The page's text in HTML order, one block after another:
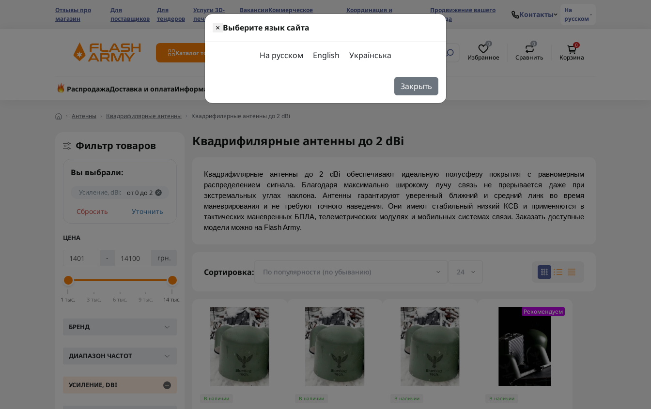
Отзывы про
магазин
Для
поставщиков
Для
тендеров
Услуги 3D-
печати
ВакансииКоммерческое
Координация и
Продвижение вашего
бренда
Контакты
На
русском
Каталог товаров
0
Избранное
0
Сравнить
0
Корзина
РаспродажаДоставка и оплатаИнформация
Антенны Квадрифилярные антенны Квадрифилярные антенны до 2 dBi
× Выберите язык сайта
На русском English Українська
Закрыть
Фильтр товаров
Вы выбрали:
Усиление, dBi: от 0 до 2
Сбросить Уточнить
ЦЕНА
- грн.
1 тыс. 3 тыс. 6 тыс. 9 тыс. 14 тыс.
БРЕНД
ДИАПАЗОН ЧАСТОТ
УСИЛЕНИЕ, DBI
Квадрифилярные антенны до 2 dBi
Квадрифилярные антенны до 2 dBi обеспечивают идеальную полусферу покрытия с равномерным
распределением сигнала. Благодаря максимально широкому лучу связь не прерывается даже при
экстремальных углах наклона. Антенны гарантируют уверенный ближний и средний линк во время
маневрирования и не требуют точного наведения. Они имеют стабильный низкий КСВ и применяются в
тактических маневренных БПЛА, телеметрических модулях и мобильных системах связи. Заказать доступные
модели можно на Flash Army.
Сортировка:
В наличии В наличии В наличии
Рекомендуем
В наличии